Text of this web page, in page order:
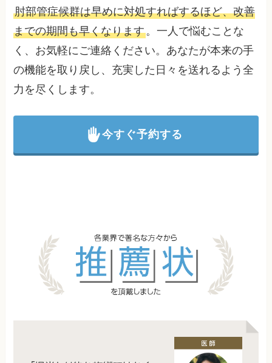
肘部管症候群は早めに対処すればするほど、改善
までの期間も早くなります。一人で悩むことな
く、お気軽にご連絡ください。あなたが本来の手
の機能を取り戻し、充実した日々を送れるよう全
力を尽くします。
今すぐ予約する